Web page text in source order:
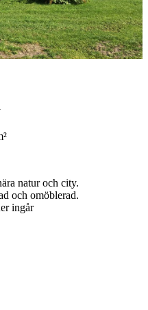
natur och city.
och omöblerad.
ingår